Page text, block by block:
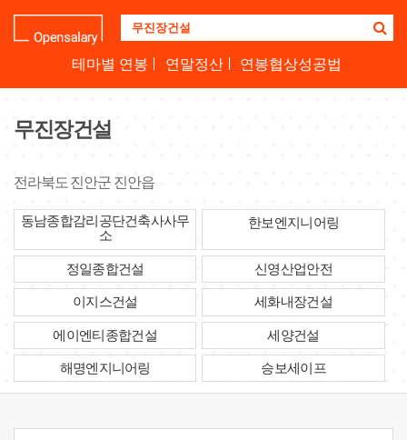
업
명
테마별 연봉 연말정산 연봉협상성공법
무진장건설
전라북도 진안군 진안읍
동남종합감리공단건축사사무
소
한보엔지니어링
정일종합건설 신영산업안전
이지스건설 세화내장건설
에이엔티종합건설 세양건설
해명엔지니어링 승보세이프